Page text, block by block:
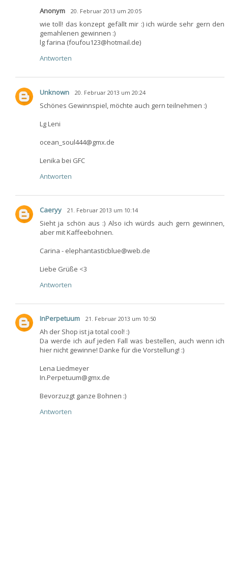
Anonym 20. Februar 2013 um 20:05
wie toll! das konzept gefällt mir :) ich würde sehr gern den
gemahlenen gewinnen :)
lg farina (foufou123@hotmail.de)
Antworten
Unknown 20. Februar 2013 um 20:24
Schönes Gewinnspiel, möchte auch gern teilnehmen :)
Lg Leni
ocean_soul444@gmx.de
Lenika bei GFC
Antworten
Caeryy 21. Februar 2013 um 10:14
Sieht ja schön aus :) Also ich würds auch gern gewinnen,
aber mit Kaffeebohnen.
Carina - elephantasticblue@web.de
Liebe Grüße <3
Antworten
InPerpetuum 21. Februar 2013 um 10:50
Ah der Shop ist ja total cool! :)
Da werde ich auf jeden Fall was bestellen, auch wenn ich
hier nicht gewinne! Danke für die Vorstellung! :)
Lena Liedmeyer
In.Perpetuum@gmx.de
Bevorzuzgt ganze Bohnen :)
Antworten